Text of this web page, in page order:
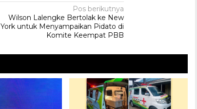
Pos berikutnya
Wilson Lalengke Bertolak ke New
York untuk Menyampaikan Pidato di
Komite Keempat PBB